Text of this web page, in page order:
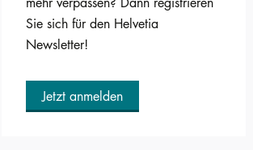
Sie sich für den Helvetia
Newsletter!
Jetzt anmelden